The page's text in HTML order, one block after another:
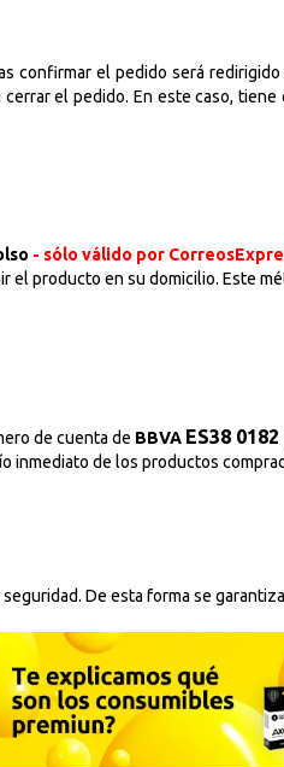
confirmar el pedido será
el pedido. En este caso,
- sólo válido por
producto en su domicilio. Este
de cuenta de BBVA ES38
inmediato de los productos
De esta forma se